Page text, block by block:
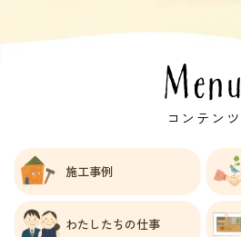
Menu
コンテンツ
施工事例
わたしたちの仕事